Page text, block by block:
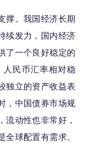
。我国经济长期
续发力，国内经济
了一个良好稳定的
人民币汇率相对稳
独立的资产收益表
，中国债券市场规
流动性也非常好，
全球配置有需求。